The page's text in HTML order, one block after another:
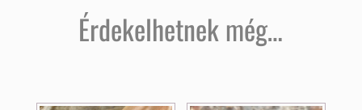
Érdekelhetnek még…